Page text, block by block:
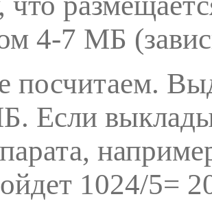
4-7 МБ
посчитаем.
Если
1024/5=